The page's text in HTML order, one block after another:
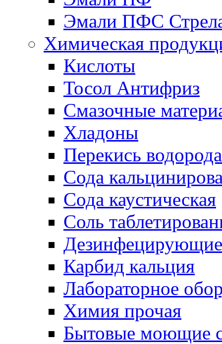
Эмали ПФС
Химическая
Кислоты
Тосол Антифриз
Смазочные
Хладоны
Перекись водорода
Сода
Сода каустическая
Соль
Дезинфецирующие
Карбид кальция
Лабораторное
Химия прочая
Бытовые моющие